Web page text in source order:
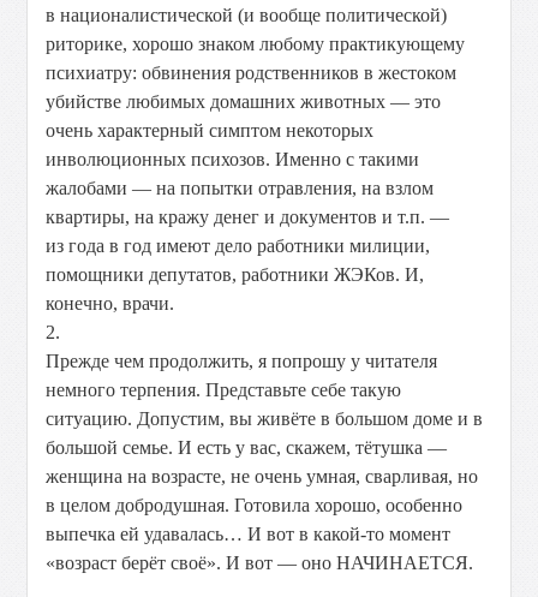
в националистической (и вообще политической)
риторике, хорошо знаком любому практикующему
психиатру: обвинения родственников в жестоком
убийстве любимых домашних животных — это
очень характерный симптом некоторых
инволюционных психозов. Именно с такими
жалобами — на попытки отравления, на взлом
квартиры, на кражу денег и документов и т.п. —
из года в год имеют дело работники милиции,
помощники депутатов, работники ЖЭКов. И,
конечно, врачи.
2.
Прежде чем продолжить, я попрошу у читателя
немного терпения. Представьте себе такую
ситуацию. Допустим, вы живёте в большом доме и в
большой семье. И есть у вас, скажем, тётушка —
женщина на возрасте, не очень умная, сварливая, но
в целом добродушная. Готовила хорошо, особенно
выпечка ей удавалась… И вот в какой-то момент
«возраст берёт своё». И вот — оно НАЧИНАЕТСЯ.